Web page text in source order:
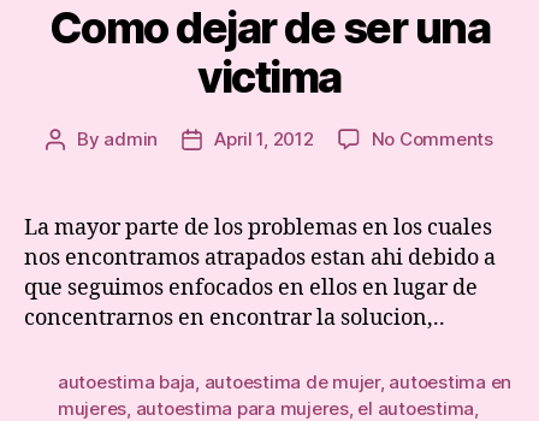
Como dejar de ser una
victima
Post
By admin
PostApril 1, 2012 No Commentson
una
La mayor parte de los problemas en los cuales
nos encontramos atrapados estan ahi debido a
que seguimos enfocados en ellos en lugar de
concentrarnos en encontrar la solucion,..
autoestima baja, autoestima de mujer, autoestima en
mujeres, autoestima para mujeres, el autoestima,